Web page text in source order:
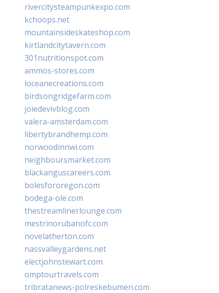
rivercitysteampunkexpo.com
kchoops.net
mountainsideskateshop.com
kirtlandcitytavern.com
301nutritionspot.com
ammos-stores.com
loceanecreations.com
birdsongridgefarm.com
joiedevivblog.com
valera-amsterdam.com
libertybrandhemp.com
norwoodinnwi.com
neighboursmarket.com
blackanguscareers.com
bolesfororegon.com
bodega-ole.com
thestreamlinerlounge.com
mestrinorubanofc.com
novelatherton.com
nassvalleygardens.net
electjohnstewart.com
omptourtravels.com
tribratanews-polreskebumen.com